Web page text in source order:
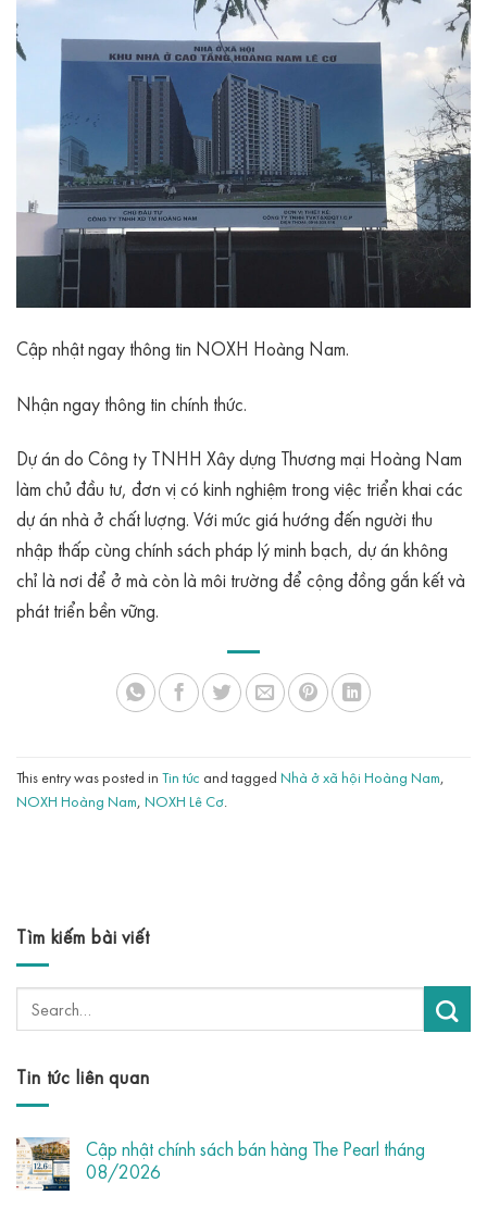
Cập nhật ngay thông tin NOXH Hoàng Nam.
Nhận ngay thông tin chính thức.
Dự án do Công ty TNHH Xây dựng Thương mại Hoàng Nam
làm chủ đầu tư, đơn vị có kinh nghiệm trong việc triển khai các
dự án nhà ở chất lượng. Với mức giá hướng đến người thu
nhập thấp cùng chính sách pháp lý minh bạch, dự án không
chỉ là nơi để ở mà còn là môi trường để cộng đồng gắn kết và
phát triển bền vững.
This entry was posted in Tin tức and tagged Nhà ở xã hội Hoàng Nam,
NOXH Hoàng Nam, NOXH Lê Cơ.
Tìm kiếm bài viết
Tin tức liên quan
Cập nhật chính sách bán hàng The Pearl tháng
08/2026